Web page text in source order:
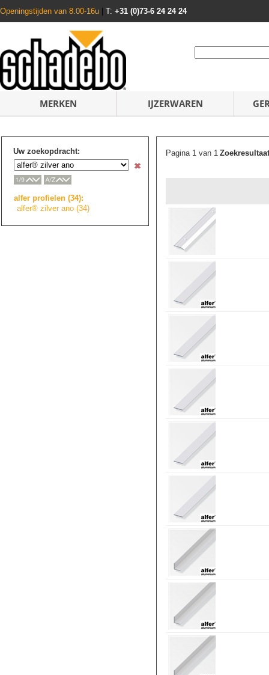
Openingstijden van 8.00-16u T: +31 (0)73-6 24 24 24
MERKEN IJZERWAREN
Uw zoekopdracht:
alfer profielen (34):
alfer® zilver ano (34)
Pagina 1 van 1Zoekresultaat